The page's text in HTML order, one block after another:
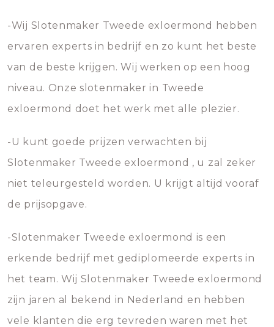
-Wij Slotenmaker Tweede exloermond hebben
ervaren experts in bedrijf en zo kunt het beste
van de beste krijgen. Wij werken op een hoog
niveau. Onze slotenmaker in Tweede
exloermond doet het werk met alle plezier.
-U kunt goede prijzen verwachten bij
Slotenmaker Tweede exloermond , u zal zeker
niet teleurgesteld worden. U krijgt altijd vooraf
de prijsopgave.
-Slotenmaker Tweede exloermond is een
erkende bedrijf met gediplomeerde experts in
het team. Wij Slotenmaker Tweede exloermond
zijn jaren al bekend in Nederland en hebben
vele klanten die erg tevreden waren met het